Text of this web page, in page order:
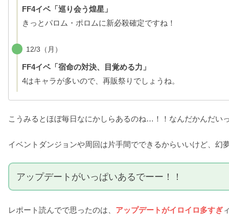
FF4イベ「巡り会う煌星」
きっとパロム・ポロムに新必殺確定ですね！
12/3（月）
FF4イベ「宿命の対決、目覚める力」
4はキャラが多いので、再販祭りでしょうね。
こうみるとほぼ毎日なにかしらあるのね…！！なんだかんだい
イベントダンジョンや周回は片手間でできるからいいけど、
アップデートがいっぱいあるでーー！！
レポート読んでで思ったのは、 アップデートがイロイロ多すぎ